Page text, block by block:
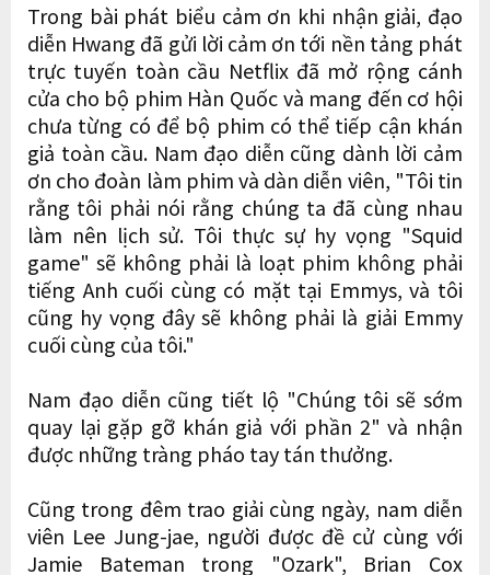
Trong bài phát biểu cảm ơn khi nhận giải, đạo
diễn Hwang đã gửi lời cảm ơn tới nền tảng phát
trực tuyến toàn cầu Netflix đã mở rộng cánh
cửa cho bộ phim Hàn Quốc và mang đến cơ hội
chưa từng có để bộ phim có thể tiếp cận khán
giả toàn cầu. Nam đạo diễn cũng dành lời cảm
ơn cho đoàn làm phim và dàn diễn viên, "Tôi tin
rằng tôi phải nói rằng chúng ta đã cùng nhau
làm nên lịch sử. Tôi thực sự hy vọng "Squid
game" sẽ không phải là loạt phim không phải
tiếng Anh cuối cùng có mặt tại Emmys, và tôi
cũng hy vọng đây sẽ không phải là giải Emmy
cuối cùng của tôi."
Nam đạo diễn cũng tiết lộ "Chúng tôi sẽ sớm
quay lại gặp gỡ khán giả với phần 2" và nhận
được những tràng pháo tay tán thưởng.
Cũng trong đêm trao giải cùng ngày, nam diễn
viên Lee Jung-jae, người được đề cử cùng với
Jamie Bateman trong "Ozark", Brian Cox